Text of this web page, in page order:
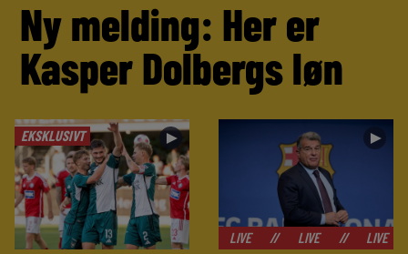
Ny melding: Her er
Kasper Dolbergs løn
EKSKLUSIVT ► ►
// LIVE LIVE LIVE LIVE